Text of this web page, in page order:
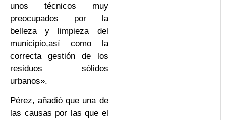
unos técnicos muy
preocupados por la
belleza y limpieza del
municipio,así como la
correcta gestión de los
residuos sólidos
urbanos».
Pérez, añadió que una de
las causas por las que el